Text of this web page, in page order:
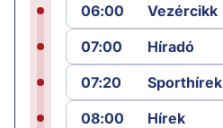
06:00
Vezércikk
07:00
Híradó
07:20
Sporthírek
08:00
Hírek